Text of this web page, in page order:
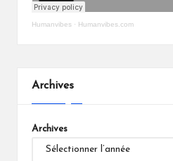
Humanvibes · Humanvibes.com
Archives
Archives